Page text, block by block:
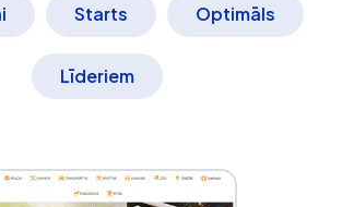
Starts Optimāls
Līderiem